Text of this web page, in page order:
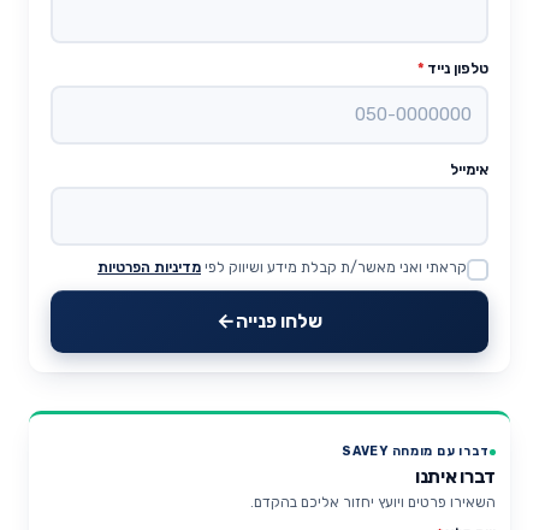
טלפון נייד *
אימייל
Website
קראתי ואני מאשר/ת קבלת מידע ושיווק לפי מדיניות הפרטיות
שלחו פנייה
דברו עם מומחה SAVEY
דברו איתנו
השאירו פרטים ויועץ יחזור אליכם בהקדם.